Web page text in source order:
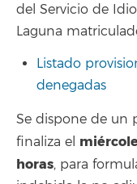
del Servicio de
Laguna
Listado
denegadas
Se dispone de un
finaliza el
horas, para